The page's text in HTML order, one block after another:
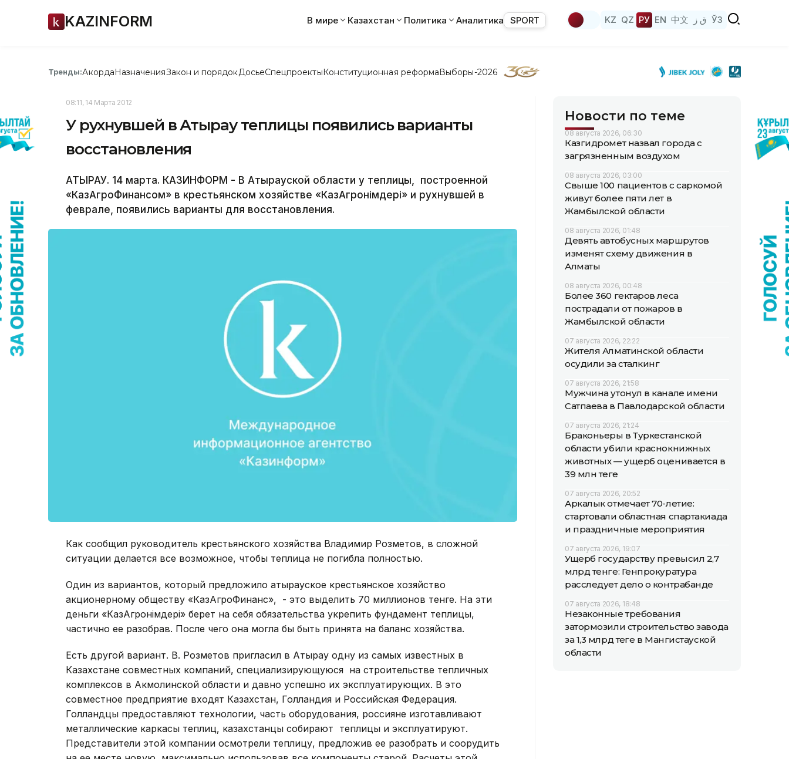
KAZINFORM В мире Казахстан Политика Аналитика SPORT KZ QZ РУ EN 中文 ق ز ЎЗ
Тренды:АкордаНазначенияЗакон и порядок ДосьеСпецпроектыКонституционная реформаВыборы-2026
08:11, 14 Марта 2012
У рухнувшей в Атырау теплицы появились варианты
восстановления
АТЫРАУ. 14 марта. КАЗИНФОРМ - В Атырауской области у теплицы, построенной
«КазАгроФинансом» в крестьянском хозяйстве «КазАгроӨнімдері» и рухнувшей в
феврале, появились варианты для восстановления.
Как сообщил руководитель крестьянского хозяйства Владимир Розметов, в сложной
ситуации делается все возможное, чтобы теплица не погибла полностью.
Один из вариантов, который предложило атырауское крестьянское хозяйство
акционерному обществу «КазАгроФинанс», - это выделить 70 миллионов тенге. На эти
деньги «КазАгроӨнімдері» берет на себя обязательства укрепить фундамент теплицы,
частично ее разобрав. После чего она могла бы быть принята на баланс хозяйства.
Есть другой вариант. В. Розметов пригласил в Атырау одну из самых известных в
Казахстане совместных компаний, специализирующуюся на строительстве тепличных
комплексов в Акмолинской области и давно успешно их эксплуатирующих. В это
совместное предприятие входят Казахстан, Голландия и Российская Федерация.
Голландцы предоставляют технологии, часть оборудования, россияне изготавливают
металлические каркасы теплиц, казахстанцы собирают теплицы и эксплуатируют.
Представители этой компании осмотрели теплицу, предложив ее разобрать и соорудить
Новости по теме
08 августа 2026, 06:30
Казгидромет назвал города с
загрязненным воздухом
08 августа 2026, 03:00
Свыше 100 пациентов с саркомой
живут более пяти лет в
Жамбылской области
08 августа 2026, 01:48
Девять автобусных маршрутов
изменят схему движения в
Алматы
08 августа 2026, 00:48
Более 360 гектаров леса
пострадали от пожаров в
Жамбылской области
07 августа 2026, 22:22
Жителя Алматинской области
осудили за сталкинг
07 августа 2026, 21:58
Мужчина утонул в канале имени
Сатпаева в Павлодарской области
07 августа 2026, 21:24
Браконьеры в Туркестанской
области убили краснокнижных
животных — ущерб оценивается в
39 млн теңге
07 августа 2026, 20:52
Аркалык отмечает 70-летие:
стартовали областная спартакиада
и праздничные мероприятия
07 августа 2026, 19:07
Ущерб государству превысил 2,7
млрд тенге: Генпрокуратура
расследует дело о контрабанде
07 августа 2026, 18:48
Незаконные требования
затормозили строительство завода
за 1,3 млрд теңге в Мангистауской
области